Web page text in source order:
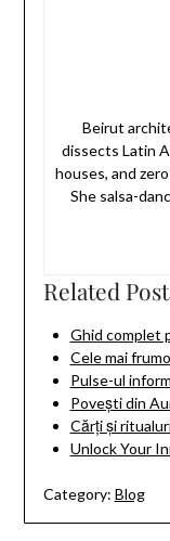
Beirut
dissects Latin
houses, and
She salsa-
Related
Ghid complet
Cele mai
Pulse-ul
Povești din
Cărți și
Unlock Your
Category: Blog